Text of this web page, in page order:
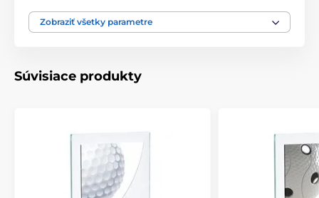
Typ ocenenia
Zobraziť všetky parametre
Súvisiace produkty